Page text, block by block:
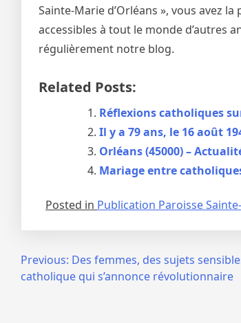
Sainte-Marie d’Orléans », vous avez
accessibles à tout le monde d’autres
régulièrement notre blog.
Related Posts:
Réflexions catholiques
Il y a 79 ans, le 16 août
Orléans (45000) –
Mariage entre
Posted in Publication Paroisse
Navigation
Previous: Des femmes, des sujets
catholique qui s’annonce révolutionnaire